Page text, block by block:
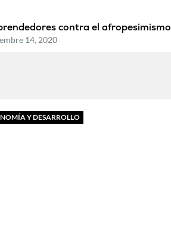
contra el afropesimismo
14, 2020
Y DESARROLLO